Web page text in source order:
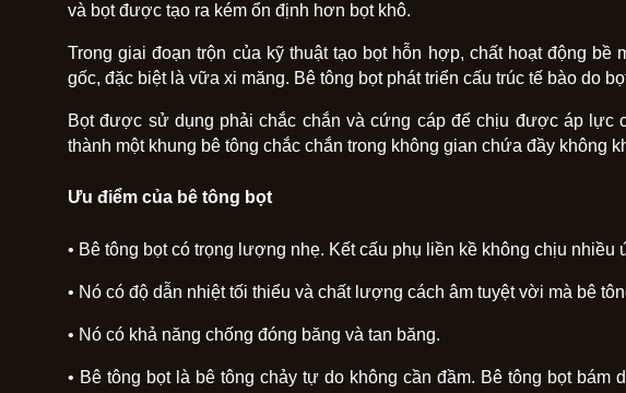
và bọt được tạo ra kém ổn định hơn bọt khô.
Trong giai đoạn trộn của kỹ thuật tạo bọt hỗn hợp, chất hoạt động
gốc, đặc biệt là vữa xi măng. Bê tông bọt phát triển cấu trúc tế bào do
Bọt được sử dụng phải chắc chắn và cứng cáp để chịu được áp lực
thành một khung bê tông chắc chắn trong không gian chứa đầy không
Ưu điểm của bê tông bọt
• Bê tông bọt có trọng lượng nhẹ. Kết cấu phụ liền kề không chịu nhiều
• Nó có độ dẫn nhiệt tối thiểu và chất lượng cách âm tuyệt vời mà bê
• Nó có khả năng chống đóng băng và tan băng.
• Bê tông bọt là bê tông chảy tự do không cần đầm. Bê tông bọt